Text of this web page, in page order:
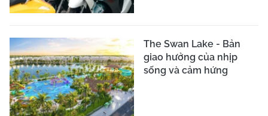
The Swan Lake - Bản
giao hưởng của nhịp
sống và cảm hứng